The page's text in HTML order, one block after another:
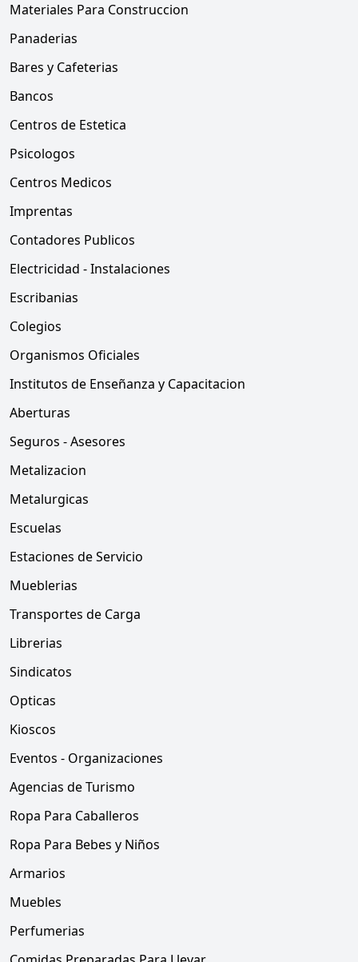
Materiales Para Construccion
Panaderias
Bares y Cafeterias
Bancos
Centros de Estetica
Psicologos
Centros Medicos
Imprentas
Contadores Publicos
Electricidad - Instalaciones
Escribanias
Colegios
Organismos Oficiales
Institutos de Enseñanza y Capacitacion
Aberturas
Seguros - Asesores
Metalizacion
Metalurgicas
Escuelas
Estaciones de Servicio
Mueblerias
Transportes de Carga
Librerias
Sindicatos
Opticas
Kioscos
Eventos - Organizaciones
Agencias de Turismo
Ropa Para Caballeros
Ropa Para Bebes y Niños
Armarios
Muebles
Perfumerias